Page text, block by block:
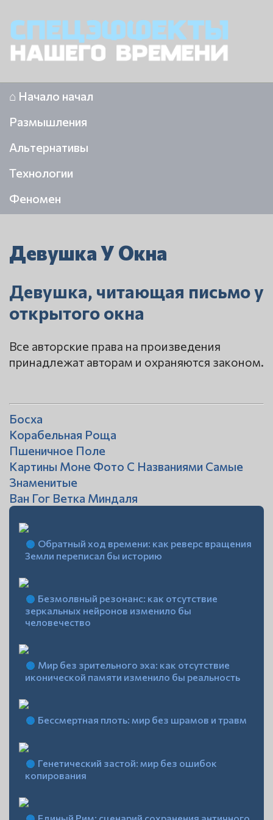
⌂ Начало начал
Размышления
Альтернативы
Технологии
Феномен
Девушка У Окна
Девушка, читающая письмо у
открытого окна
Все авторские права на произведения
принадлежат авторам и охраняются законом.
Босха
Корабельная Роща
Пшеничное Поле
Картины Моне Фото С Названиями Самые
Знаменитые
Ван Гог Ветка Миндаля
Обратный ход времени: как реверс вращения
Земли переписал бы историю
Безмолвный резонанс: как отсутствие
зеркальных нейронов изменило бы
человечество
Мир без зрительного эха: как отсутствие
иконической памяти изменило бы реальность
Бессмертная плоть: мир без шрамов и травм
Генетический застой: мир без ошибок
копирования
Единый Рим: сценарий сохранения античного